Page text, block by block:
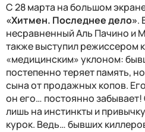
С 28 марта на большом
«Хитмен. Последнее дело».
несравненный Аль Пачино и
также выступил режиссером
«медицинским» уклоном:
постепенно теряет память,
сына от продажных копов.
он его… постоянно забывает!
лишь на инстинкты и
курок. Ведь… бывших